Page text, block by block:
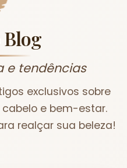
Blog
e tendências
exclusivos sobre
e bem-estar.
realçar sua beleza!